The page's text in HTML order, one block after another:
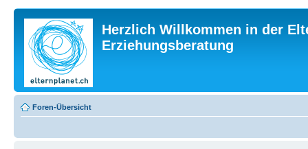
Herzlich Willkommen in der
Erziehungsberatung
Foren-Übersicht